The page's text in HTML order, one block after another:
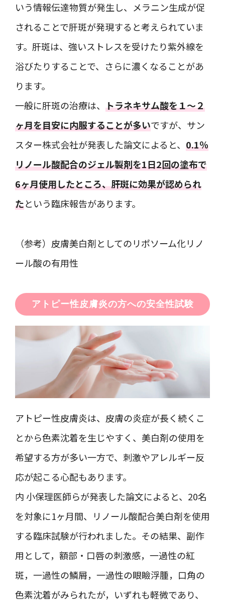
いう情報伝達物質が発生し、メラニン生成が促
されることで肝斑が発現すると考えられていま
す。肝斑は、強いストレスを受けたり紫外線を
浴びたりすることで、さらに濃くなることがあ
ります。
一般に肝斑の治療は、 トラネキサム酸を１～２
ヶ月を目安に内服することが多いですが、サン
スター株式会社が発表した論文によると、 0.1％
リノール酸配合のジェル製剤を1日2回の塗布で
6ヶ月使用したところ、肝斑に効果が認められ
たという臨床報告があります。
（参考）皮膚美白剤としてのリポソーム化リノ
ール酸の有用性
アトピー性皮膚炎の方への安全性試験
アトピー性皮膚炎は、皮膚の炎症が長く続くこ
とから色素沈着を生じやすく、美白剤の使用を
希望する方が多い一方で、刺激やアレルギー反
応が起こる心配もあります。
内 小保理医師らが発表した論文によると、20名
を対象に1ヶ月間、リノール酸配合美白剤を使用
する臨床試験が行われました。その結果、副作
用として，額部・口唇の刺激感，一過性の紅
斑，一過性の鱗屑，一過性の眼瞼浮腫，口角の
色素沈着がみられたが，いずれも軽微であり、